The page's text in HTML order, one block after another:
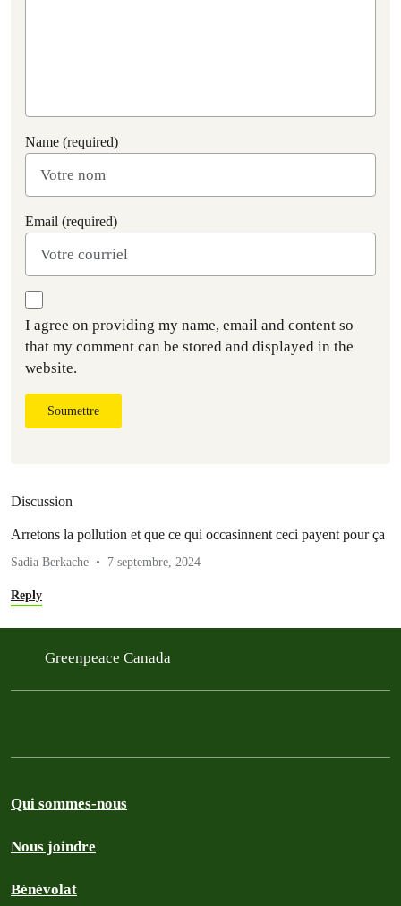
Name (required)
Email (required)
I agree on providing my name, email and content so
that my comment can be stored and displayed in the
website.
Soumettre
Discussion
Arretons la pollution et que ce qui occasinnent ceci payent pour ça
Sadia Berkache 7 septembre, 2024
Reply
Greenpeace Canada
Qui sommes-nous
Nous joindre
Bénévolat